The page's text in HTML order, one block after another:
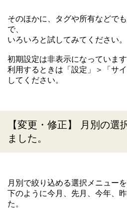
そのほかに、タグや所有などで
で、
いろいろと試してみてください。
初期設定は非表示になっています
利用するときは「設定」＞「サ
してください。
【変更・修正】 月別の選
ました。
月別で絞り込める選択メニューを
下のように今月、先月、今年、
た。